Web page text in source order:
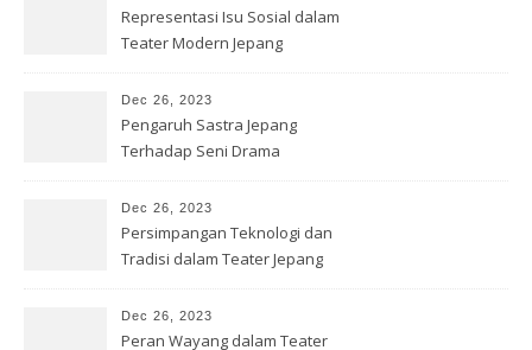
Representasi Isu Sosial dalam
Teater Modern Jepang
Dec 26, 2023
Pengaruh Sastra Jepang
Terhadap Seni Drama
Dec 26, 2023
Persimpangan Teknologi dan
Tradisi dalam Teater Jepang
Dec 26, 2023
Peran Wayang dalam Teater